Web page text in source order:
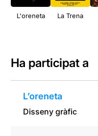
L'oreneta La Trena
Ha participat a
L’oreneta
Disseny gràfic